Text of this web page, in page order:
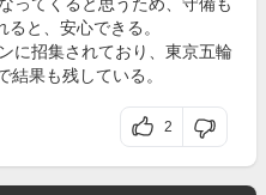
と、安心できる。
に招集されており、東京五輪
結果も残している。
2